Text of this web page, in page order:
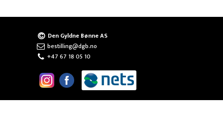
Den Gyldne Bønne AS
bestilling@dgb.no
+47 67 18 05 10